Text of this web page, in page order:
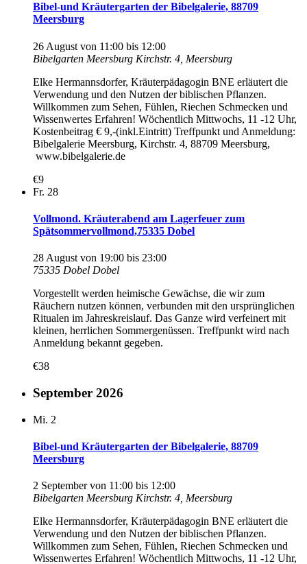
Bibel-und Kräutergarten der Bibelgalerie, 88709
Meersburg
26 August von 11:00 bis 12:00
Bibelgarten Meersburg Kirchstr. 4, Meersburg
Elke Hermannsdorfer, Kräuterpädagogin BNE erläutert die
Verwendung und den Nutzen der biblischen Pflanzen.
Willkommen zum Sehen, Fühlen, Riechen Schmecken und
Wissenwertes Erfahren! Wöchentlich Mittwochs, 11 -12 Uhr,
Kostenbeitrag € 9,-(inkl.Eintritt) Treffpunkt und Anmeldung:
Bibelgalerie Meersburg, Kirchstr. 4, 88709 Meersburg,
www.bibelgalerie.de
€9
Fr. 28
Vollmond. Kräuterabend am Lagerfeuer zum
Spätsommervollmond,75335 Dobel
28 August von 19:00 bis 23:00
75335 Dobel Dobel
Vorgestellt werden heimische Gewächse, die wir zum
Räuchern nutzen können, verbunden mit den ursprünglichen
Ritualen im Jahreskreislauf. Das Ganze wird verfeinert mit
kleinen, herrlichen Sommergenüssen. Treffpunkt wird nach
Anmeldung bekannt gegeben.
€38
September 2026
Mi. 2
Bibel-und Kräutergarten der Bibelgalerie, 88709
Meersburg
2 September von 11:00 bis 12:00
Bibelgarten Meersburg Kirchstr. 4, Meersburg
Elke Hermannsdorfer, Kräuterpädagogin BNE erläutert die
Verwendung und den Nutzen der biblischen Pflanzen.
Willkommen zum Sehen, Fühlen, Riechen Schmecken und
Wissenwertes Erfahren! Wöchentlich Mittwochs, 11 -12 Uhr,